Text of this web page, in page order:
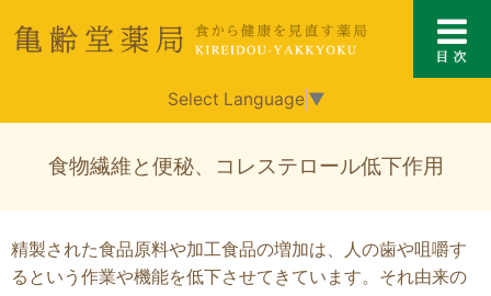
Select Language ▼
食物繊維と便秘、コレステロール低下作用
精製された食品原料や加工食品の増加は、人の歯や咀嚼す
るという作業や機能を低下させてきています。それ由来の